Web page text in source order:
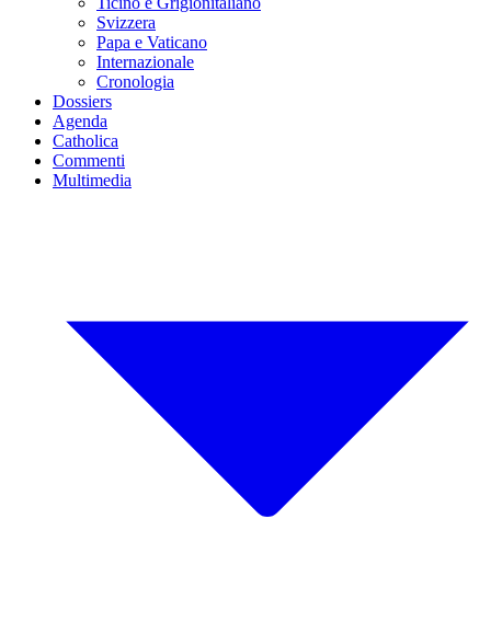
Svizzera
Papa e Vaticano
Internazionale
Cronologia
Dossiers
Agenda
Catholica
Commenti
Multimedia